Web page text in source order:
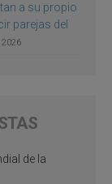
a su propio
parejas del
de la